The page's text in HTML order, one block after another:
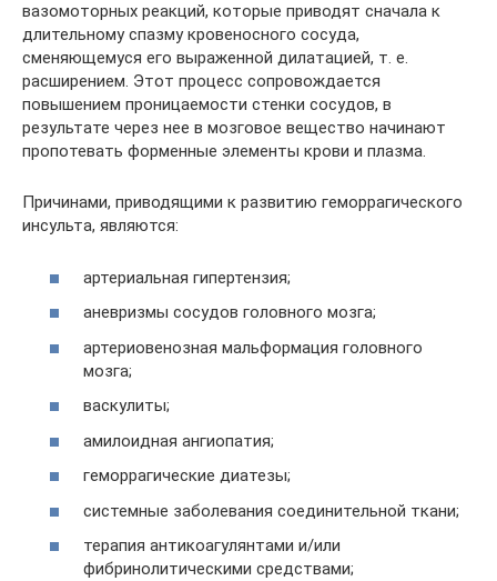
вазомоторных реакций, которые приводят сначала к
длительному спазму кровеносного сосуда,
сменяющемуся его выраженной дилатацией, т. е.
расширением. Этот процесс сопровождается
повышением проницаемости стенки сосудов, в
результате через нее в мозговое вещество начинают
пропотевать форменные элементы крови и плазма.
Причинами, приводящими к развитию геморрагического
инсульта, являются:
артериальная гипертензия;
аневризмы сосудов головного мозга;
артериовенозная мальформация головного
мозга;
васкулиты;
амилоидная ангиопатия;
геморрагические диатезы;
системные заболевания соединительной ткани;
терапия антикоагулянтами и/или
фибринолитическими средствами;